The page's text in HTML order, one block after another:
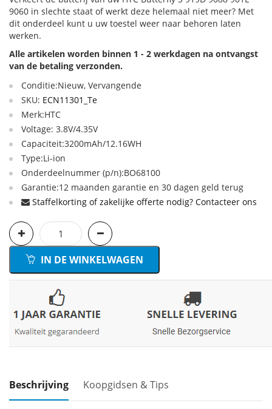
9060 in slechte staat of werkt deze helemaal niet meer? Met
dit onderdeel kunt u uw toestel weer naar behoren laten
werken.
Alle artikelen worden binnen 1 - 2 werkdagen na ontvangst
van de betaling verzonden.
Conditie:Nieuw, Vervangende
SKU: ECN11301_Te
Merk:HTC
Voltage: 3.8V/4.35V
Capaciteit:3200mAh/12.16WH
Type:Li-ion
Onderdeelnummer (p/n):BO68100
Garantie:12 maanden garantie en 30 dagen geld terug
Staffelkorting of zakelijke offerte nodig? Contacteer ons
IN DE WINKELWAGEN
Beschrijving Koopgidsen & Tips